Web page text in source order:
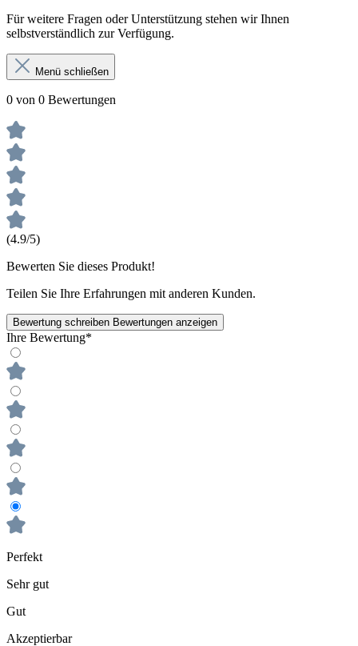
Für weitere Fragen oder Unterstützung stehen wir Ihnen
selbstverständlich zur Verfügung.
Menü schließen
0 von 0 Bewertungen
(4.9/5)
Bewerten Sie dieses Produkt!
Teilen Sie Ihre Erfahrungen mit anderen Kunden.
Bewertung schreiben Bewertungen anzeigen
Ihre Bewertung*
Perfekt
Sehr gut
Gut
Akzeptierbar